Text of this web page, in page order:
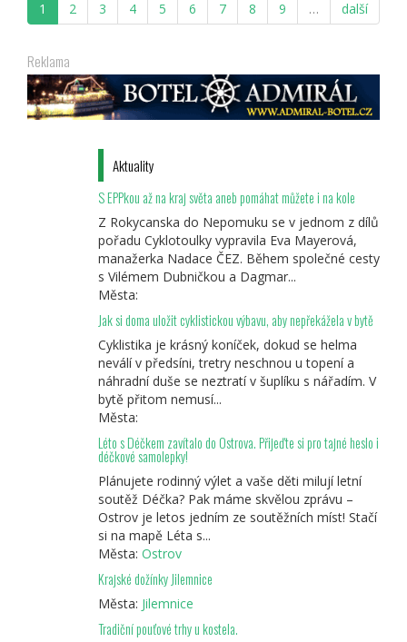
SVATÝ
KOPEČEK
1 2 3 4 5 6 7 8 9 … další
Reklama
Aktuality
S EPPkou až na kraj světa aneb pomáhat můžete i na kole
Z Rokycanska do Nepomuku se v jednom z dílů
pořadu Cyklotoulky vypravila Eva Mayerová,
manažerka Nadace ČEZ. Během společné cesty
s Vilémem Dubničkou a Dagmar...
Města:
Jak si doma uložit cyklistickou výbavu, aby nepřekážela v bytě
Cyklistika je krásný koníček, dokud se helma
neválí v předsíni, tretry neschnou u topení a
náhradní duše se neztratí v šuplíku s nářadím. V
bytě přitom nemusí...
Města:
Léto s Déčkem zavítalo do Ostrova. Přijeďte si pro tajné heslo i
déčkové samolepky!
Plánujete rodinný výlet a vaše děti milují letní
soutěž Déčka? Pak máme skvělou zprávu –
Ostrov je letos jedním ze soutěžních míst! Stačí
si na mapě Léta s...
Města: Ostrov
Krajské dožínky Jilemnice
Města: Jilemnice
Tradiční pouťové trhy u kostela.